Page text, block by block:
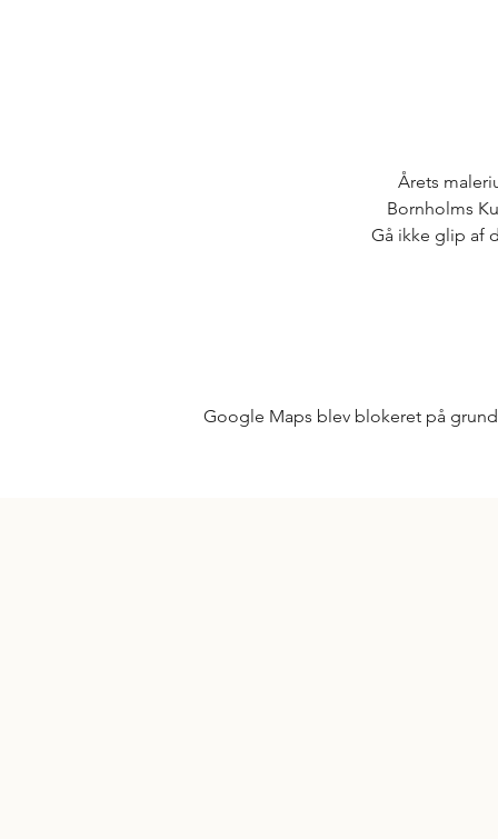
Årets
Bornholms
Gå ikke glip af
Google Maps blev blokeret på